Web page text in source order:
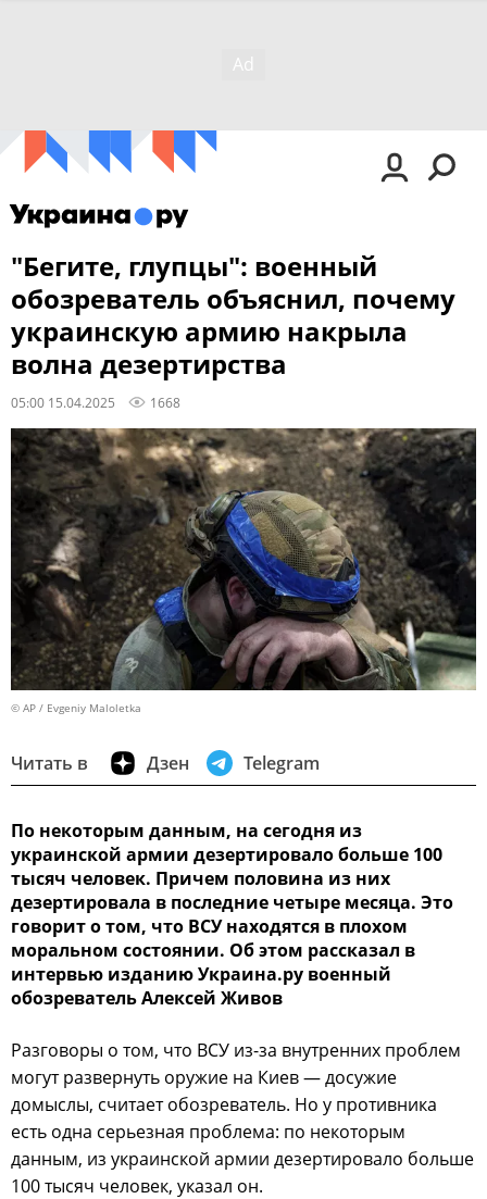
"Бегите, глупцы": военный
обозреватель объяснил, почему
украинскую армию накрыла
волна дезертирства
05:00 15.04.2025 1668
© AP / Evgeniy Maloletka
Читать в Дзен Telegram
По некоторым данным, на сегодня из
украинской армии дезертировало больше 100
тысяч человек. Причем половина из них
дезертировала в последние четыре месяца. Это
говорит о том, что ВСУ находятся в плохом
моральном состоянии. Об этом рассказал в
интервью изданию Украина.ру военный
обозреватель Алексей Живов
Разговоры о том, что ВСУ из-за внутренних проблем
могут развернуть оружие на Киев — досужие
домыслы, считает обозреватель. Но у противника
есть одна серьезная проблема: по некоторым
данным, из украинской армии дезертировало больше
100 тысяч человек, указал он.